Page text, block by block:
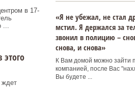
в 17-
...
ждет
«Я не убежал, не стал
мстил. Я держался за
звонил в полицию –
снова, и снова»
К Вам домой можно зайти
компанией, после Вас
Вы будете ...